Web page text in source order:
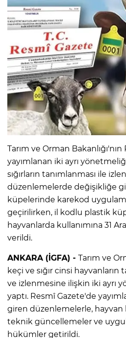
Tarım ve Orman
yayımlanan iki ayrı
sığırların tanımlanması ile
düzenlemelerde değişikliğe
küpelerinde karekod
geçirilirken, il kodlu plastik
hayvanlarda kullanımına 31
verildi.
ANKARA (İGFA) - Tarım ve
keçi ve sığır cinsi hayvanların
ve izlenmesine ilişkin iki ayrı
yaptı. Resmî Gazete'de
giren düzenlemelerle, hayvan
teknik güncellemeler ve
hükümler getirildi.